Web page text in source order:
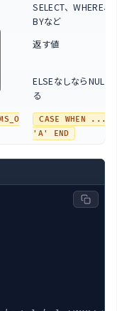
SELECT、WHERE、
BYなど
返す値
ELSEなしならNULL
る
CASE WHEN ...
'A' END